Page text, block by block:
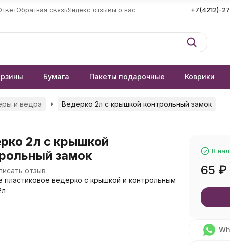
Обратная связьЯндекс отзывы о нас +7(4212)-
Бумага Пакеты подарочные Коврики
и ведра Ведерко 2л с крышкой контрольный замок
2л с крышкой
замок
отзыв
пластиковое ведерко с крышкой и контрольным
В
65 ₽